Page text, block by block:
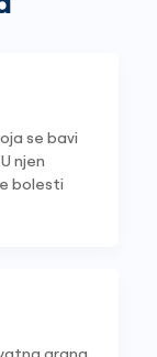
se bavi
njen
bolesti